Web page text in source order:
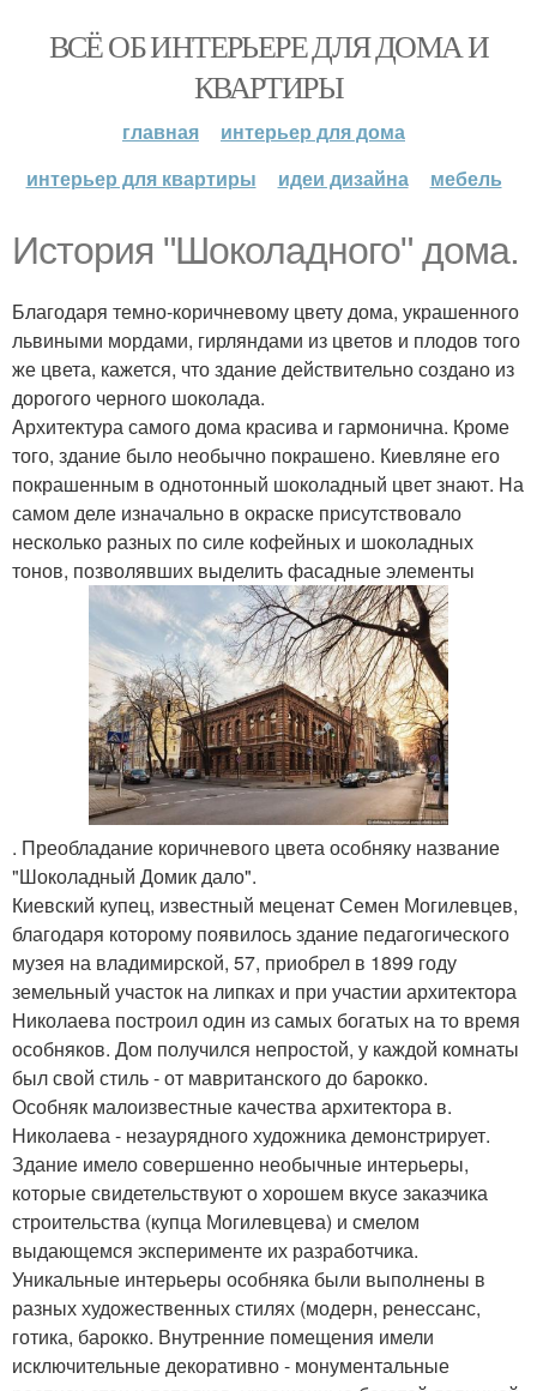
ВСЁ ОБ ИНТЕРЬЕРЕ ДЛЯ ДОМА И
КВАРТИРЫ
главная
интерьер для дома
интерьер для квартиры
идеи дизайна мебель
История "Шоколадного" дома.
Благодаря темно-коричневому цвету дома, украшенного
львиными мордами, гирляндами из цветов и плодов того
же цвета, кажется, что здание действительно создано из
дорогого черного шоколада.
Архитектура самого дома красива и гармонична. Кроме
того, здание было необычно покрашено. Киевляне его
покрашенным в однотонный шоколадный цвет знают. На
самом деле изначально в окраске присутствовало
несколько разных по силе кофейных и шоколадных
тонов, позволявших выделить фасадные элементы
. Преобладание коричневого цвета особняку название
"Шоколадный Домик дало".
Киевский купец, известный меценат Семен Могилевцев,
благодаря которому появилось здание педагогического
музея на владимирской, 57, приобрел в 1899 году
земельный участок на липках и при участии архитектора
Николаева построил один из самых богатых на то время
особняков. Дом получился непростой, у каждой комнаты
был свой стиль - от мавританского до барокко.
Особняк малоизвестные качества архитектора в.
Николаева - незаурядного художника демонстрирует.
Здание имело совершенно необычные интерьеры,
которые свидетельствуют о хорошем вкусе заказчика
строительства (купца Могилевцева) и смелом
выдающемся эксперименте их разработчика.
Уникальные интерьеры особняка были выполнены в
разных художественных стилях (модерн, ренессанс,
готика, барокко. Внутренние помещения имели
исключительные декоративно - монументальные